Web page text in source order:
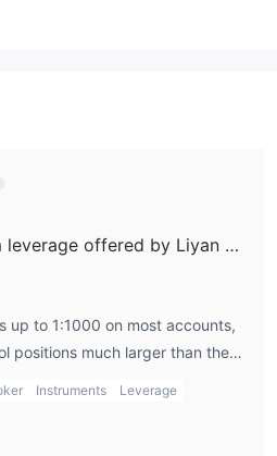
Mastercard,
What is the maximum leverage offered by Liyan Broker?
up to 1:1000 on most accounts,
positions much larger than their
increases both potential profits
management is critical. The VIP
Instruments
Leverage